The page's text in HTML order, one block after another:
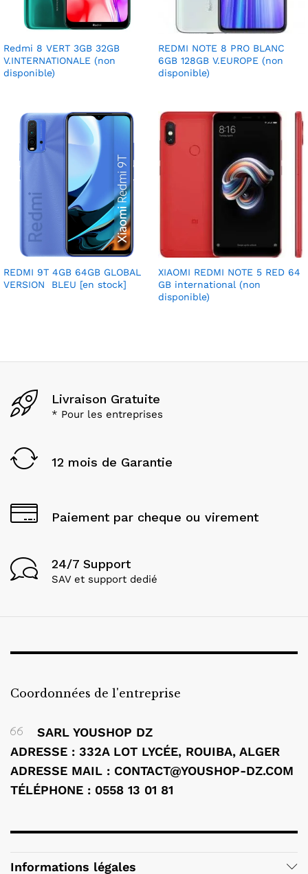
Redmi 8 VERT 3GB 32GB
V.INTERNATIONALE (non
disponible)
REDMI NOTE 8 PRO BLANC
6GB 128GB V.EUROPE (non
disponible)
REDMI 9T 4GB 64GB GLOBAL
VERSION BLEU [en stock]
XIAOMI REDMI NOTE 5 RED 64
GB international (non
disponible)
Livraison Gratuite
* Pour les entreprises
12 mois de Garantie
Paiement par cheque ou virement
24/7 Support
SAV et support dedié
Coordonnées de l'entreprise
SARL YOUSHOP DZ
ADRESSE : 332A LOT LYCÉE, ROUIBA, ALGER
ADRESSE MAIL : CONTACT@YOUSHOP-DZ.COM
TÉLÉPHONE : 0558 13 01 81
Informations légales